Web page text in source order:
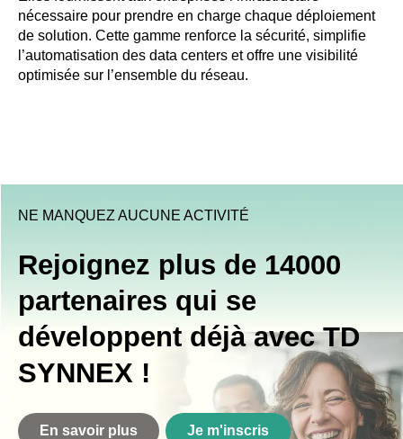
nécessaire pour prendre en charge chaque déploiement
de solution. Cette gamme renforce la sécurité, simplifie
l’automatisation des data centers et offre une visibilité
optimisée sur l’ensemble du réseau.
NE MANQUEZ AUCUNE ACTIVITÉ
Rejoignez plus de 14000
partenaires qui se
développent déjà avec TD
SYNNEX !
En savoir plus Je m'inscris